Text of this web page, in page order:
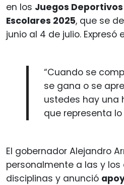
en los Juegos
Escolares 2025, que se
junio al 4 de julio. Expresó
“Cuando se
se gana o se
ustedes hay una
que representa lo
El gobernador Alejandro
personalmente a las y
disciplinas y anunció